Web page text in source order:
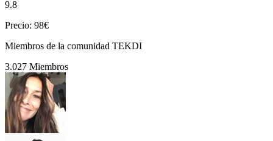
9.8
Precio: 98€
Miembros de la comunidad TEKDI
3.027 Miembros